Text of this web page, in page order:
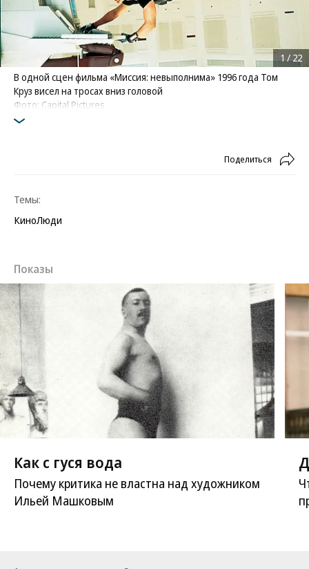
В одной сцен фильма «Миссия: невыполнима» 1996 года Том
Круз висел на тросах вниз головой
Фото: Capital Pictures
1/22
Поделиться
Темы:
КиноЛюди
Показы
Как с гуся вода
Почему критика не властна над художником
Ильей Машковым